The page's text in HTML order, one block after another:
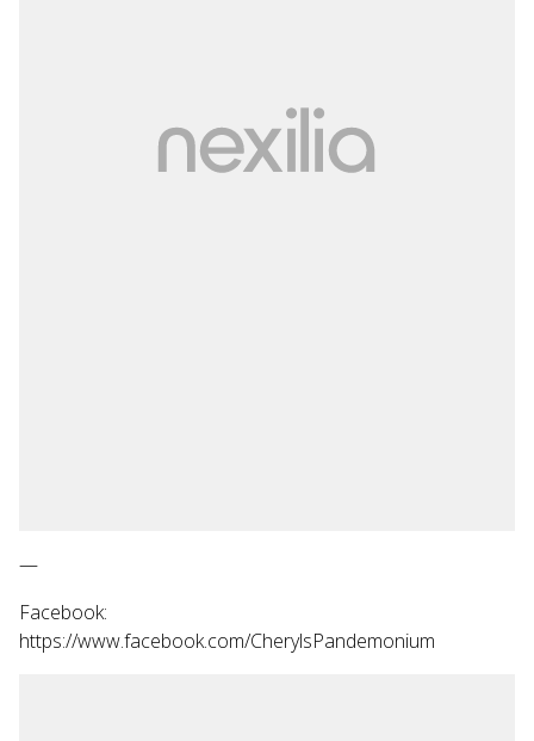
—
Facebook:
https://www.facebook.com/CherylsPandemonium